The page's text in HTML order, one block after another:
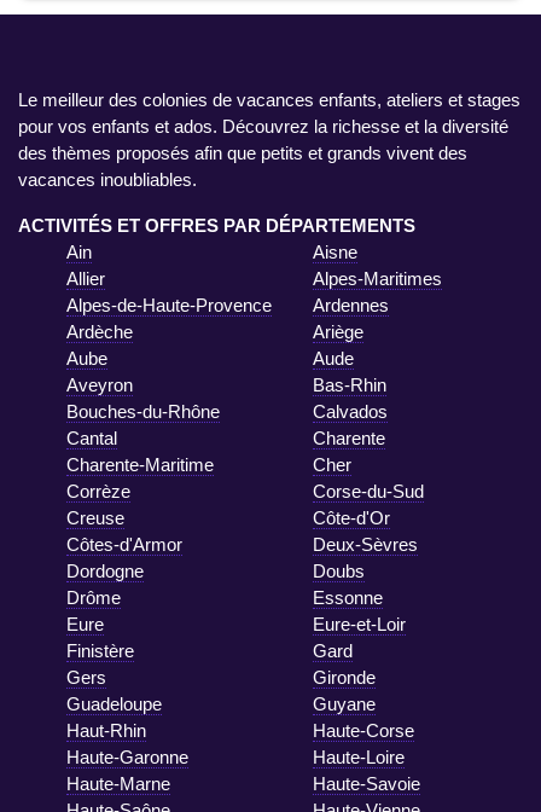
Le meilleur des colonies de vacances enfants, ateliers et stages
pour vos enfants et ados. Découvrez la richesse et la diversité
des thèmes proposés afin que petits et grands vivent des
vacances inoubliables.
ACTIVITÉS ET OFFRES PAR DÉPARTEMENTS
Ain
Aisne
Allier
Alpes-Maritimes
Alpes-de-Haute-Provence
Ardennes
Ardèche
Ariège
Aube
Aude
Aveyron
Bas-Rhin
Bouches-du-Rhône
Calvados
Cantal
Charente
Charente-Maritime
Cher
Corrèze
Corse-du-Sud
Creuse
Côte-d'Or
Côtes-d'Armor
Deux-Sèvres
Dordogne
Doubs
Drôme
Essonne
Eure
Eure-et-Loir
Finistère
Gard
Gers
Gironde
Guadeloupe
Guyane
Haut-Rhin
Haute-Corse
Haute-Garonne
Haute-Loire
Haute-Marne
Haute-Savoie